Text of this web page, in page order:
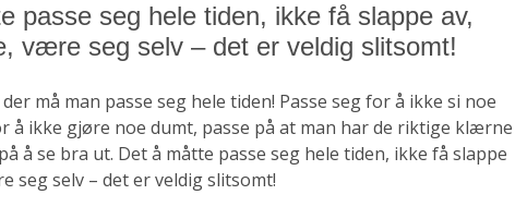
passe seg hele tiden, ikke få slappe av,
være seg selv – det er veldig slitsomt!
må man passe seg hele tiden! Passe seg for å ikke si noe
å ikke gjøre noe dumt, passe på at man har de riktige klærne
å se bra ut. Det å måtte passe seg hele tiden, ikke få slappe
seg selv – det er veldig slitsomt!